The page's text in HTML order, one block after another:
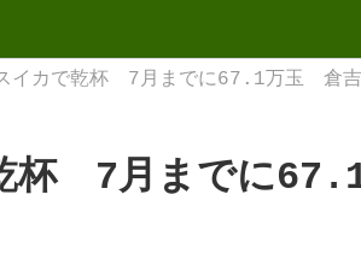
イカで乾杯 7月までに67.1万玉 倉吉
杯 7月までに